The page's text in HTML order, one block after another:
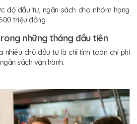
độ đầu tư, ngân sách cho nhóm hạng
triệu đồng.
những tháng đầu tiên
nhiều chủ đầu tư là chỉ tính toán chi phí
sách vận hành.